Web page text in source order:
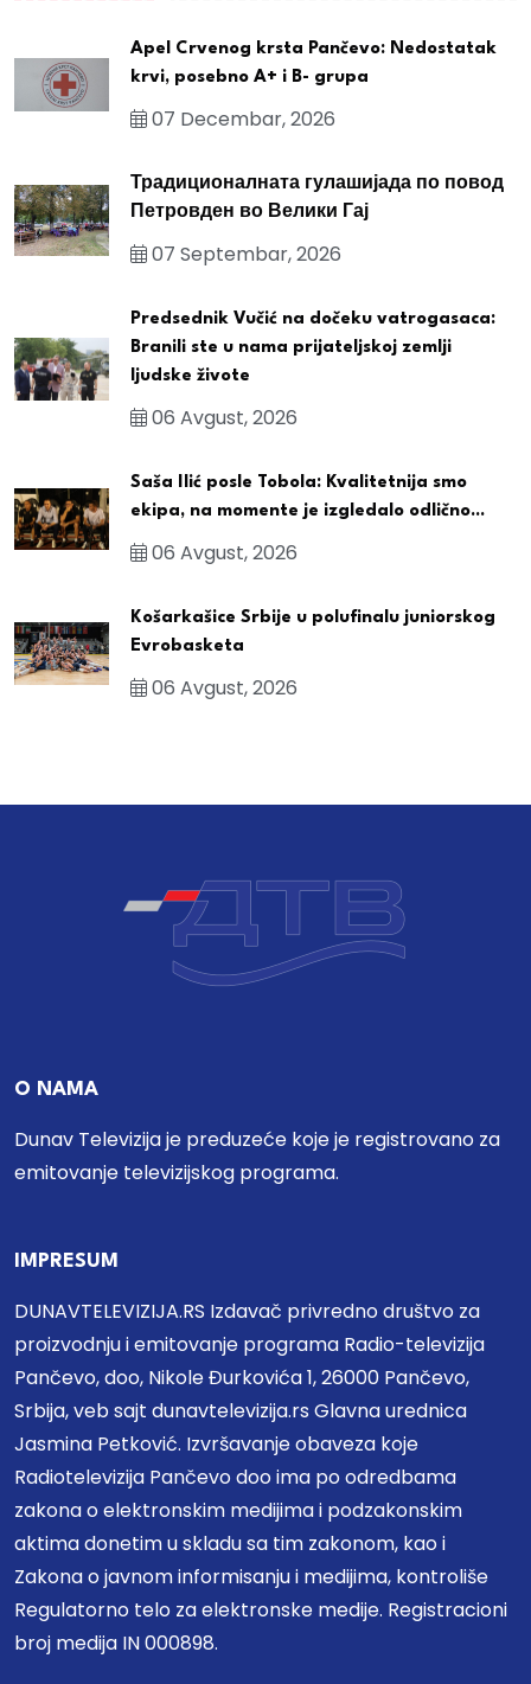
Apel Crvenog krsta Pančevo: Nedostatak
krvi, posebno A+ i B- grupa
07 Decembar, 2026
Традиционалната гулашијада по повод
Петровден во Велики Гај
07 Septembar, 2026
Predsednik Vučić na dočeku vatrogasaca:
Branili ste u nama prijateljskoj zemlji
ljudske živote
06 Avgust, 2026
Saša Ilić posle Tobola: Kvalitetnija smo
ekipa, na momente je izgledalo odlično...
06 Avgust, 2026
Košarkašice Srbije u polufinalu juniorskog
Evrobasketa
06 Avgust, 2026
O NAMA
Dunav Televizija je preduzeće koje je registrovano za
emitovanje televizijskog programa.
IMPRESUM
DUNAVTELEVIZIJA.RS Izdavač privredno društvo za
proizvodnju i emitovanje programa Radio-televizija
Pančevo, doo, Nikole Đurkovića 1, 26000 Pančevo,
Srbija, veb sajt dunavtelevizija.rs Glavna urednica
Jasmina Petković. Izvršavanje obaveza koje
Radiotelevizija Pančevo doo ima po odredbama
zakona o elektronskim medijima i podzakonskim
aktima donetim u skladu sa tim zakonom, kao i
Zakona o javnom informisanju i medijima, kontroliše
Regulatorno telo za elektronske medije. Registracioni
broj medija IN 000898.